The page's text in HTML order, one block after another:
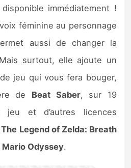
immédiatement !
féminine au personnage
aussi de changer la
surtout, elle ajoute un
jeu qui vous fera bouger,
de Beat Saber, sur 19
jeu et d’autres licences
The Legend of Zelda: Breath
Mario Odyssey.